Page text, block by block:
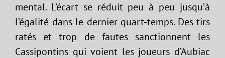
mental. L’écart se réduit peu à peu jusqu’à
l’égalité dans le dernier quart-temps. Des tirs
ratés et trop de fautes sanctionnent les
Cassipontins qui voient les joueurs d’Aubiac